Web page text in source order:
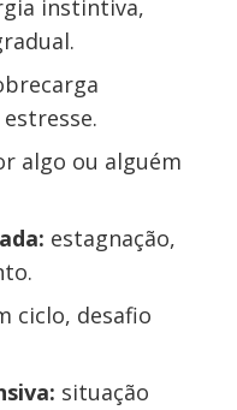
instintiva,
algo ou alguém
estagnação,
ciclo, desafio
situação